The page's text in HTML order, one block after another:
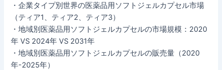
・企業タイプ別世界の医薬品用ソフトジェルカプセル市場
（ティア1、ティア2、ティア3）
・地域別医薬品用ソフトジェルカプセルの市場規模：2020
年 VS 2024年 VS 2031年
・地域別医薬品用ソフトジェルカプセルの販売量（2020
年-2025年）